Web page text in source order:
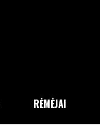
RĖMĖJAI